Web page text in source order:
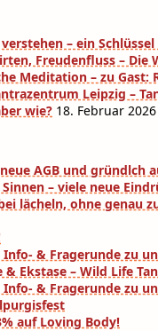
– ein
Freudenfluss –
Meditation – zu Gast:
Leipzig –
wie? 18. Februar 2026
AGB und gründlch
– viele neue
lächeln, ohne genau
Info- & Fragerunde zu
& Ekstase – Wild Life
Info- & Fragerunde zu
auf Loving Body!